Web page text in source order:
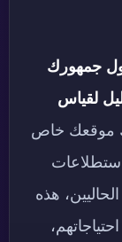
جمهورك
لقياس
موقعك خاص
هذه